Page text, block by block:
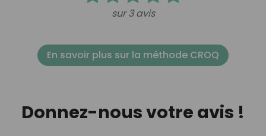
sur 3 avis
En savoir plus sur la méthode CROQ
Donnez-nous votre avis !